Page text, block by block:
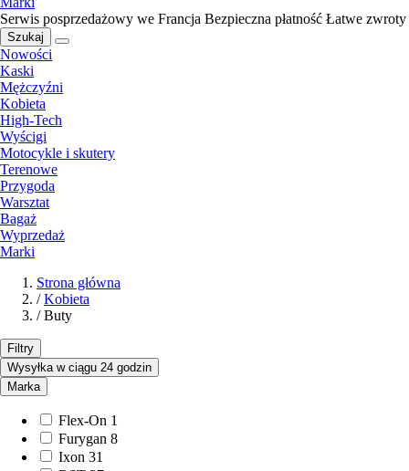
Serwis posprzedażowy we Francja Bezpieczna płatność Łatwe zwroty
Szukaj
Nowości
Kaski
Mężczyźni
Kobieta
High-Tech
Wyścigi
Motocykle i skutery
Terenowe
Przygoda
Warsztat
Bagaż
Wyprzedaż
Marki
Strona główna
/ Kobieta
/ Buty
Filtry
Wysyłka w ciągu 24 godzin
Marka
Flex-On 1
Furygan 8
Ixon 31